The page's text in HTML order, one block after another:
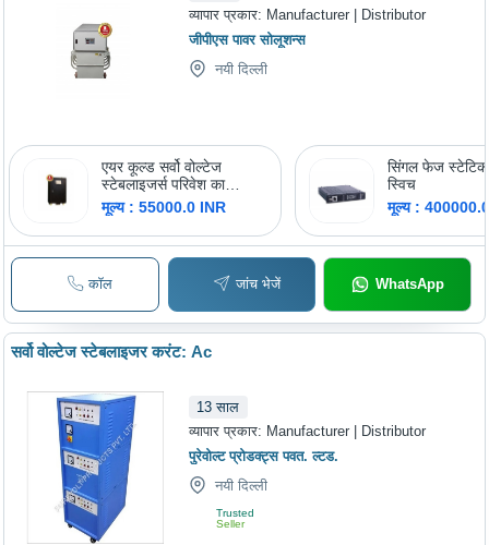
व्यापार प्रकार: Manufacturer | Distributor
जीपीएस पावर सोलूशन्स
नयी दिल्ली
एयर कूल्ड सर्वो वोल्टेज
स्टेबलाइजर्स परिवेश का
तापमान: 45 सेल्सियस (Oc)
मूल्य : 55000.0 INR
सिंगल फेज
स्विच
मूल्य :
कॉल जांच भेजें WhatsApp
सर्वो वोल्टेज स्टेबलाइजर करंट: Ac
13 साल
व्यापार प्रकार: Manufacturer | Distributor
पुरेवोल्ट प्रोडक्ट्स पवत. ल्टड.
नयी दिल्ली
Trusted
Seller